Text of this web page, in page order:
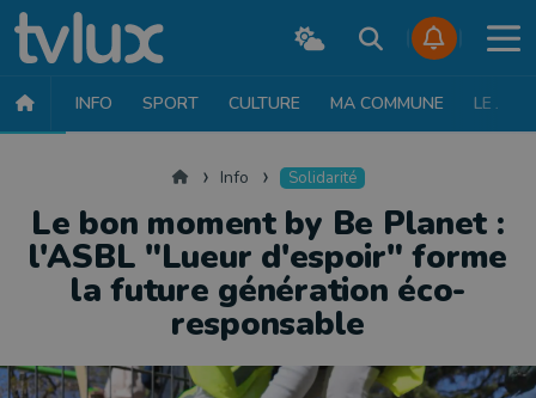
INFO SPORT CULTURE MA COMMUNE LE JT
AccueilInfo Solidarité
Le bon moment by Be Planet :
l'ASBL "Lueur d'espoir" forme
la future génération éco-
responsable